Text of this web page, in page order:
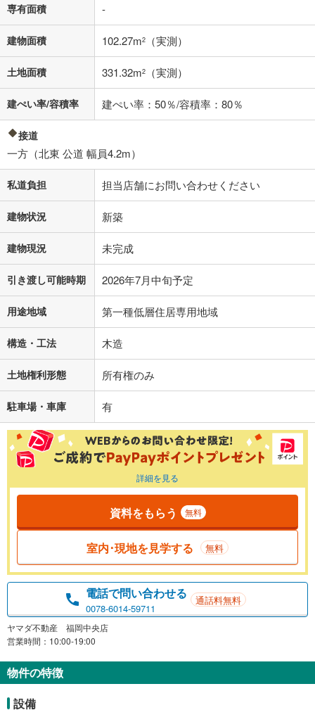
不動産会社に購入相談をする 無料
閉じる
専有面積 -
建物面積 102.27m2 （実測）
土地面積 331.32m2 （実測）
建ぺい率/容積率 建ぺい率：50％/容積率：80％
接道
一方（北東 公道 幅員4.2m）
私道負担 担当店舗にお問い合わせください
建物状況 新築
建物現況 未完成
引き渡し可能時期 2026年7月中旬予定
用途地域 第一種低層住居専用地域
構造・工法 木造
土地権利形態 所有権のみ
駐車場・車庫 有
詳細を見る
資料をもらう 無料
室内･現地を見学する 無料
電話で問い合わせる
0078-6014-59711
通話料無料
ヤマダ不動産 福岡中央店
営業時間：10:00-19:00
物件の特徴
設備